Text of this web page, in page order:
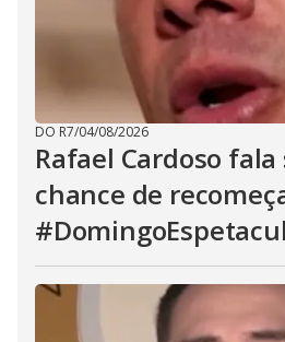
DO R7/04/08/2026
Rafael Cardoso fala
chance de